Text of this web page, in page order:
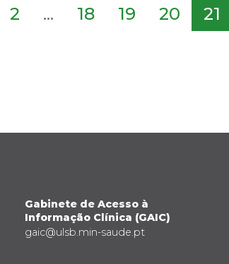
2 ... 18 19 20 21
Gabinete de Acesso à
Informação Clínica (GAIC)
gaic@ulsb.min-saude.pt